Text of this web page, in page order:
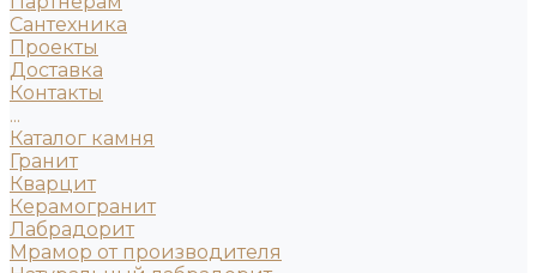
Сантехника
Проекты
Доставка
Контакты
...
Каталог камня
Гранит
Кварцит
Керамогранит
Лабрадорит
Мрамор от производителя